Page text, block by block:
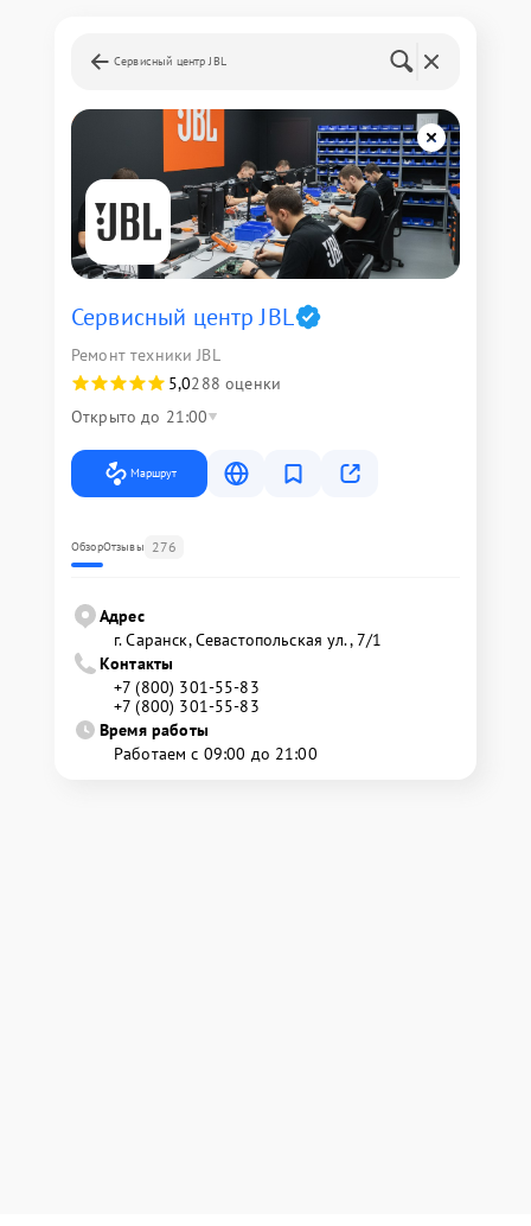
Сервисный центр JBL
Сервисный центр JBL
Ремонт техники JBL
5,0288 оценки
Открыто до 21:00
Маршрут
ОбзорОтзывы 276
Адрес
г. Саранск, Севастопольская ул., 7/1
Контакты
+7 (800) 301-55-83
+7 (800) 301-55-83
Время работы
Работаем с 09:00 до 21:00